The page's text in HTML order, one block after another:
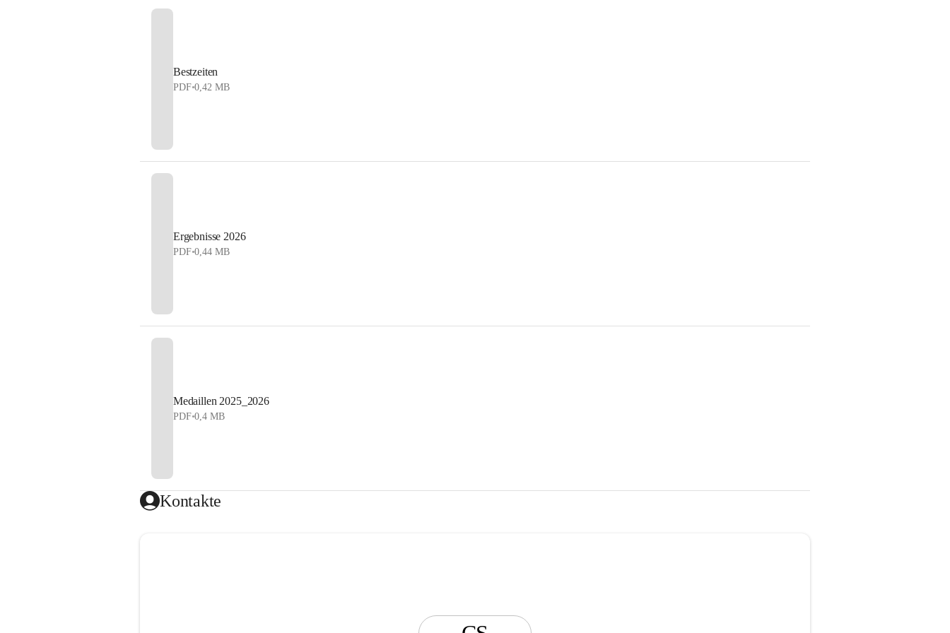
Bestzeiten
PDF•0,42 MB
Ergebnisse 2026
PDF•0,44 MB
Medaillen 2025_2026
PDF•0,4 MB
Kontakte